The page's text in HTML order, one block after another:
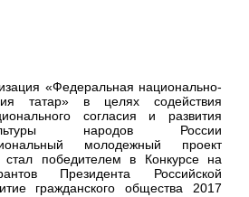
«Федеральная национально-
татар» в целях содействия
согласия и развития
народов России
молодежный проект
стал победителем в Конкурсе на
Президента Российской
гражданского общества 2017